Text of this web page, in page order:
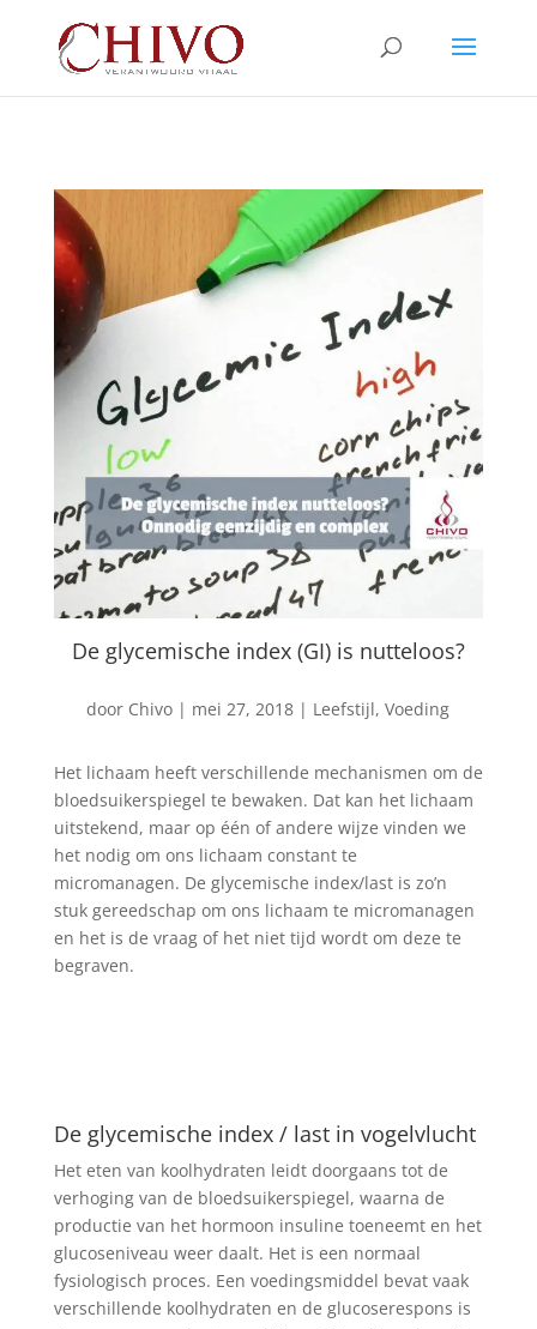
De glycemische index (GI) is nutteloos?
door Chivo | mei 27, 2018 | Leefstijl,Voeding
Het lichaam heeft verschillende mechanismen om de
bloedsuikerspiegel te bewaken. Dat kan het lichaam
uitstekend, maar op één of andere wijze vinden we
het nodig om ons lichaam constant te
micromanagen. De glycemische index/last is zo’n
stuk gereedschap om ons lichaam te micromanagen
en het is de vraag of het niet tijd wordt om deze te
begraven.
De glycemische index / last in vogelvlucht
Het eten van koolhydraten leidt doorgaans tot de
verhoging van de bloedsuikerspiegel, waarna de
productie van het hormoon insuline toeneemt en het
glucoseniveau weer daalt. Het is een normaal
fysiologisch proces. Een voedingsmiddel bevat vaak
verschillende koolhydraten en de glucoserespons is